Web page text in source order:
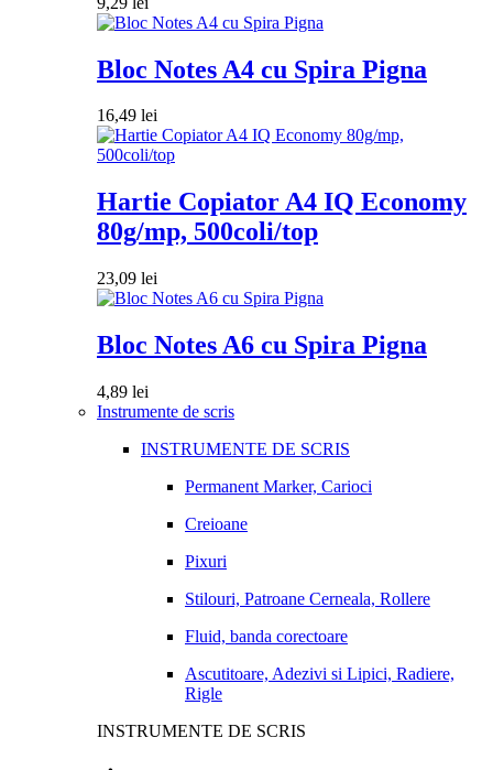
Bloc Notes A4 cu Spira Pigna
16,49 lei
Hartie Copiator A4 IQ Economy
80g/mp, 500coli/top
23,09 lei
Bloc Notes A6 cu Spira Pigna
4,89 lei
Instrumente de scris
INSTRUMENTE DE SCRIS
Permanent Marker, Carioci
Creioane
Pixuri
Stilouri, Patroane Cerneala, Rollere
Fluid, banda corectoare
Ascutitoare, Adezivi si Lipici, Radiere,
Rigle
INSTRUMENTE DE SCRIS